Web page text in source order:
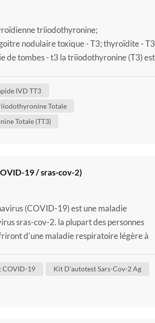
triiodothyronine;
nodulaire toxique - T3; thyroïdite -
de tombes - t3 la triiodothyronine (T3) est
IVD TT3
Totale
Totale (TT3)
19 / sras-cov-2)
(COVID-19) est une maladie
sras-cov-2. la plupart des personnes
d'une maladie respiratoire légère à
COVID-19
Kit D'autotest Sars-Cov-2 Ag